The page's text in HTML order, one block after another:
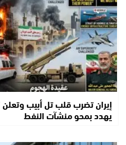
إيران تضرب قلب تل أبيب
يهدد بمحو منشآت النفط